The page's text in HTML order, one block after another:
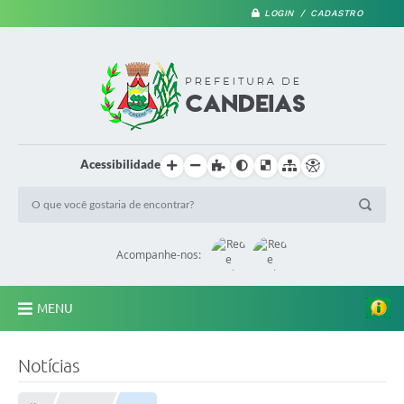
LOGIN / CADASTRO
Acessibilidade
Acompanhe-nos:
MENU
Notícias